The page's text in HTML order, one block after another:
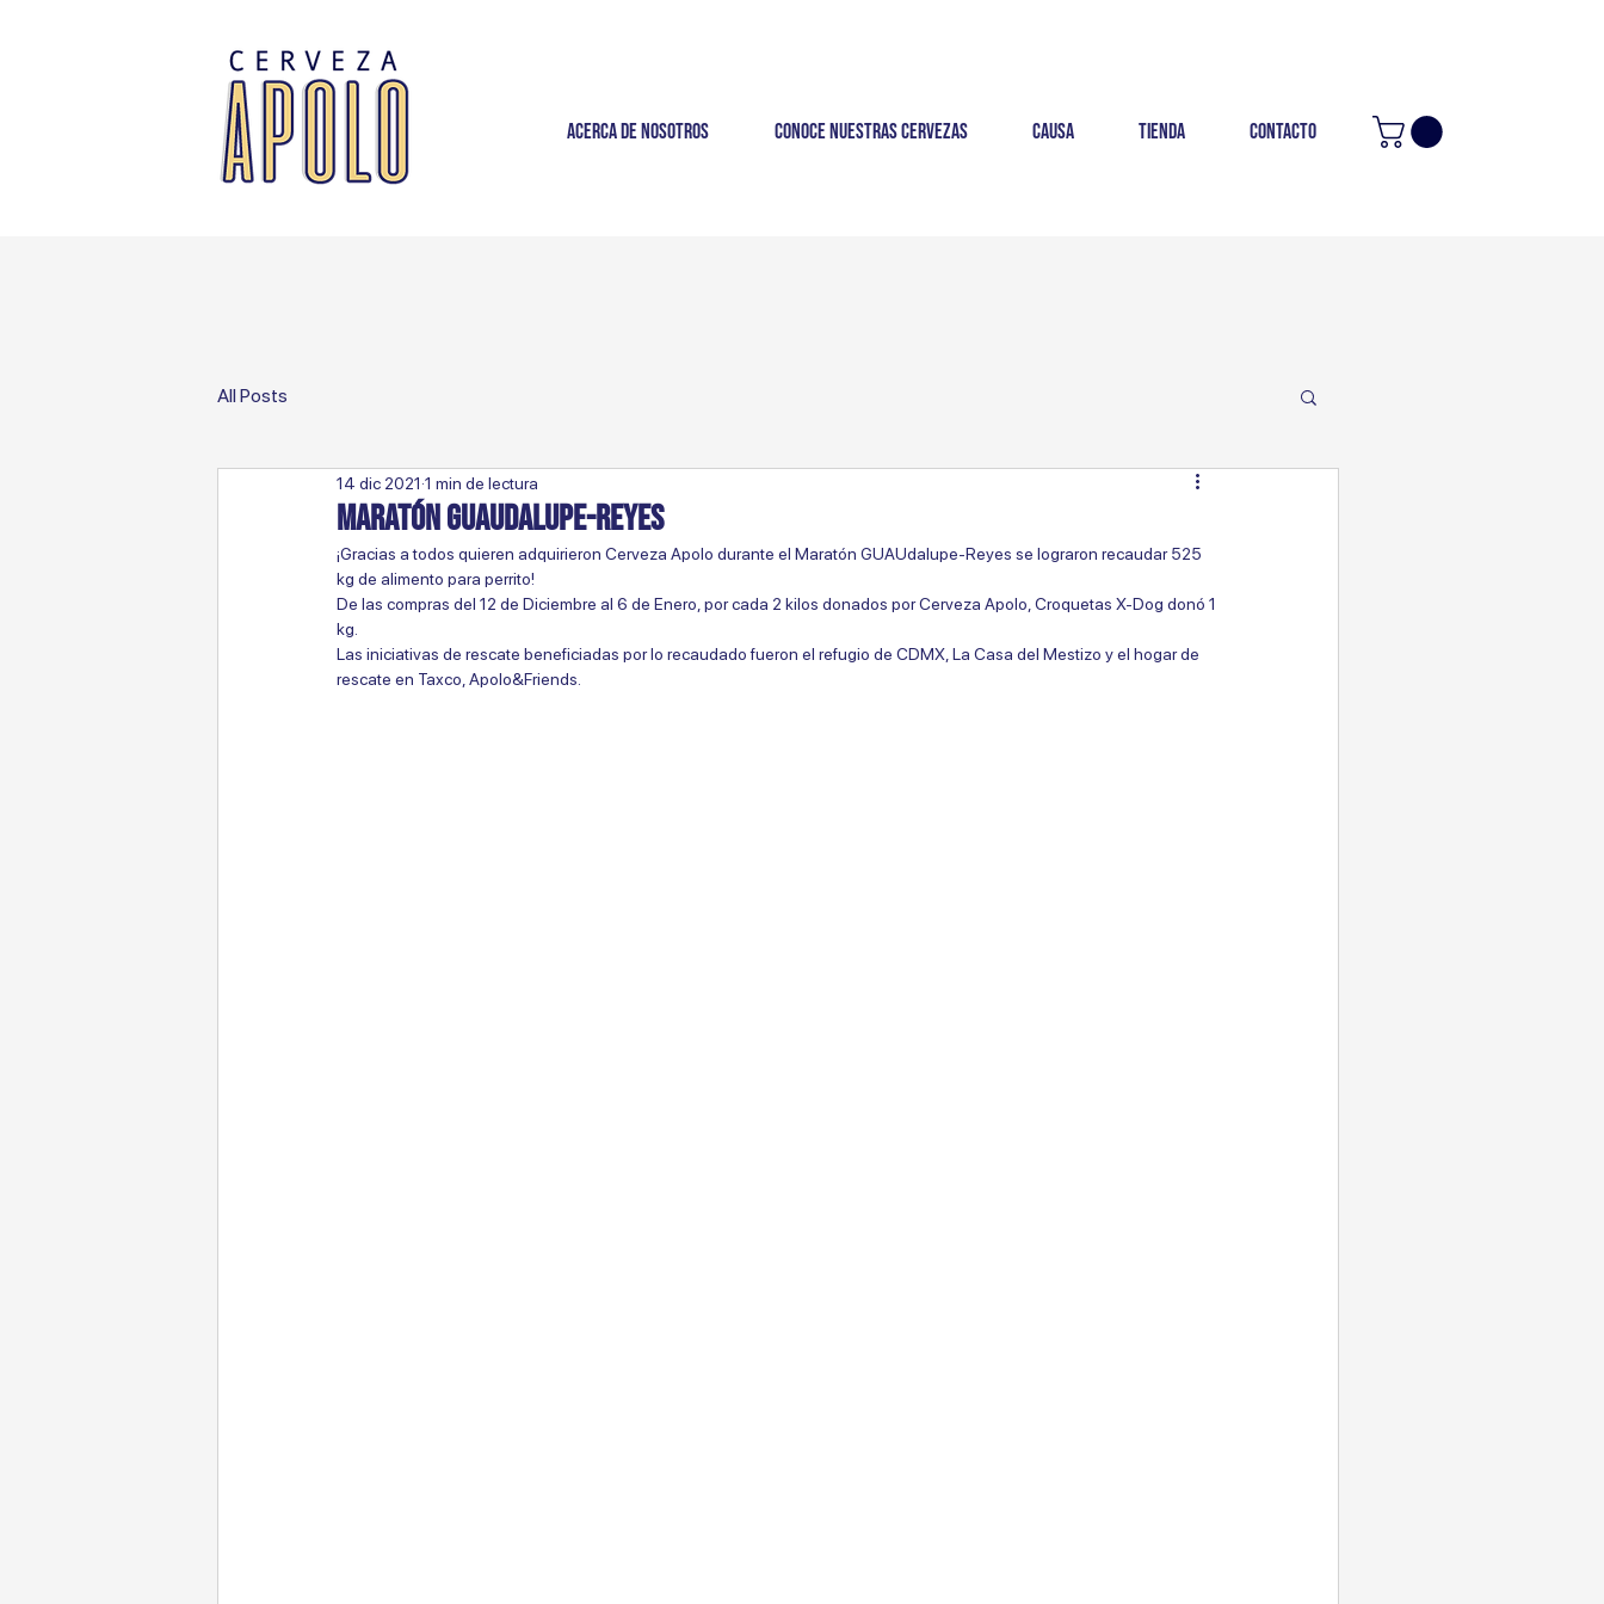
Acerca de nosotros Conoce nuestras cervezas Causa Tienda Contacto
All Posts
Maratón GUAUdalupe-Reyes
14 dic 2021 1 min de lectura
¡Gracias a todos quieren adquirieron Cerveza Apolo durante el Maratón GUAUdalupe-Reyes se lograron recaudar 525
kg de alimento para perrito!
De las compras del 12 de Diciembre al 6 de Enero, por cada 2 kilos donados por Cerveza Apolo, Croquetas X-Dog donó 1
kg.
Las iniciativas de rescate beneficiadas por lo recaudado fueron el refugio de CDMX, La Casa del Mestizo y el hogar de
rescate en Taxco, Apolo&Friends.